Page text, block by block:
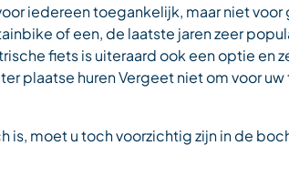
iedereen toegankelijk, maar niet
of een, de laatste jaren zeer
fiets is uiteraard ook een optie en
plaatse huren Vergeet niet om voor
is, moet u toch voorzichtig zijn in de